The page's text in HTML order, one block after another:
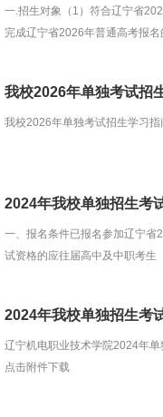
一.招生对象（1）符合辽宁省
完成辽宁省2026年普通高考报
求。二.招生专业 专业名称科 类
点电气自动化技术物理学科类/历
我校2026年单独考试招
我校2026年单独考试招生学习
2024年我校单独招生考
一、报名条件已报名参加辽宁省
试资格的应往届高中及中职考生
电职业技术学院招生信息网官网
单招报名系统，按流程在网上进
机端：关注“辽宁机电职业技术学
2024年我校单独招生考
辽宁机电职业技术学院2024年
点击附件下载